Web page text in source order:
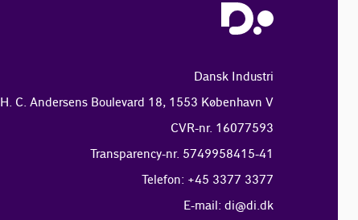
Dansk Industri
H. C. Andersens Boulevard 18, 1553 København V
CVR-nr. 16077593
Transparency-nr. 5749958415-41
Telefon: +45 3377 3377
E-mail: di@di.dk